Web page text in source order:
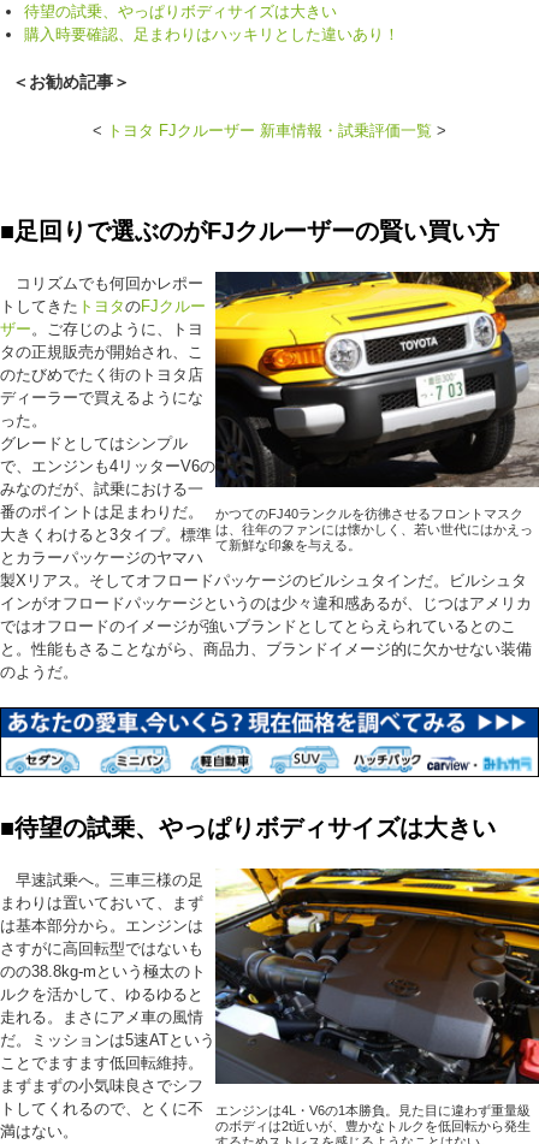
待望の試乗、やっぱりボディサイズは大きい
購入時要確認、足まわりはハッキリとした違いあり！
＜お勧め記事＞
< トヨタ FJクルーザー 新車情報・試乗評価一覧 >
■足回りで選ぶのがFJクルーザーの賢い買い方
かつてのFJ40ランクルを彷彿させるフロントマスク
は、往年のファンには懐かしく、若い世代にはかえっ
て新鮮な印象を与える。
コリズムでも何回かレポー
トしてきた トヨタのFJクルー
ザー。ご存じのように、トヨ
タの正規販売が開始され、こ
のたびめでたく街のトヨタ店
ディーラーで買えるようにな
った。
グレードとしてはシンプル
で、エンジンも4リッターV6の
みなのだが、試乗における一
番のポイントは足まわりだ。
大きくわけると3タイプ。標準
とカラーパッケージのヤマハ
製Xリアス。そしてオフロードパッケージのビルシュタインだ。ビルシュタ
インがオフロードパッケージというのは少々違和感あるが、じつはアメリカ
ではオフロードのイメージが強いブランドとしてとらえられているとのこ
と。性能もさることながら、商品力、ブランドイメージ的に欠かせない装備
のようだ。
■待望の試乗、やっぱりボディサイズは大きい
エンジンは4L・V6の1本勝負。見た目に違わず重量級
のボディは2t近いが、豊かなトルクを低回転から発生
早速試乗へ。三車三様の足
まわりは置いておいて、まず
は基本部分から。エンジンは
さすがに高回転型ではないも
のの38.8kg-mという極太のト
ルクを活かして、ゆるゆると
走れる。まさにアメ車の風情
だ。ミッションは5速ATという
ことでますます低回転維持。
まずまずの小気味良さでシフ
トしてくれるので、とくに不
満はない。